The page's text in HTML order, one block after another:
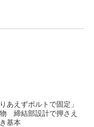
りあえずボルトで固定」
締結部設計で押さえ
基本